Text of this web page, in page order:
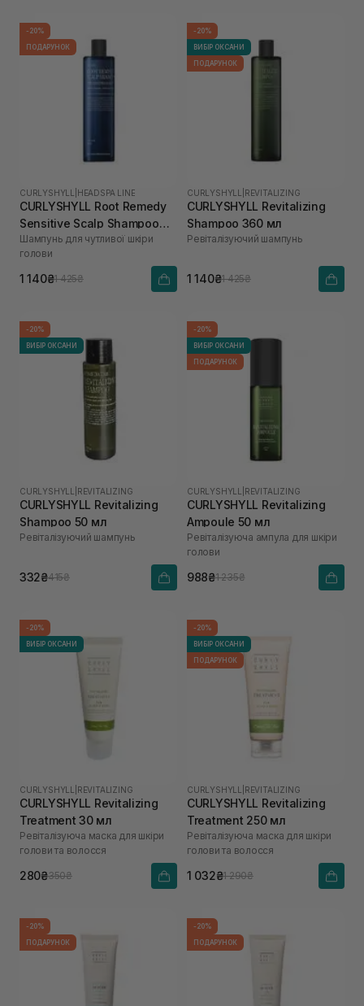
-20%
ПОДАРУНОК
CURLYSHYLL HEADSPA LINE
CURLYSHYLL Root Remedy
Sensitive Scalp Shampoo
360 мл
Шампунь для чутливої шкіри
голови
1 140₴1 425₴
-20%
ВИБІР ОКСАНИ
ПОДАРУНОК
CURLYSHYLL REVITALIZING
CURLYSHYLL Revitalizing
Shampoo 360 мл
Ревіталізуючий шампунь
1 140₴1 425₴
-20%
ВИБІР ОКСАНИ
CURLYSHYLL REVITALIZING
CURLYSHYLL Revitalizing
Shampoo 50 мл
Ревіталізуючий шампунь
332₴415₴
-20%
ВИБІР ОКСАНИ
ПОДАРУНОК
CURLYSHYLL REVITALIZING
CURLYSHYLL Revitalizing
Ampoule 50 мл
Ревіталізуюча ампула для шкіри
голови
988₴1 235₴
-20%
ВИБІР ОКСАНИ
CURLYSHYLL REVITALIZING
CURLYSHYLL Revitalizing
Treatment 30 мл
Ревіталізуюча маска для шкіри
голови та волосся
280₴350₴
-20%
ВИБІР ОКСАНИ
ПОДАРУНОК
CURLYSHYLL REVITALIZING
CURLYSHYLL Revitalizing
Treatment 250 мл
Ревіталізуюча маска для шкіри
голови та волосся
1 032₴1 290₴
-20%
ПОДАРУНОК
-20%
ПОДАРУНОК